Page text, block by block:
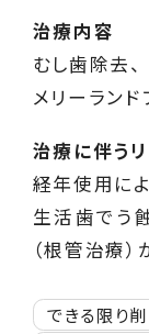
治療内容
むし歯除去、
メリーランド
治療に伴う
経年使用に
生活歯でう
（根管治療
できる限り